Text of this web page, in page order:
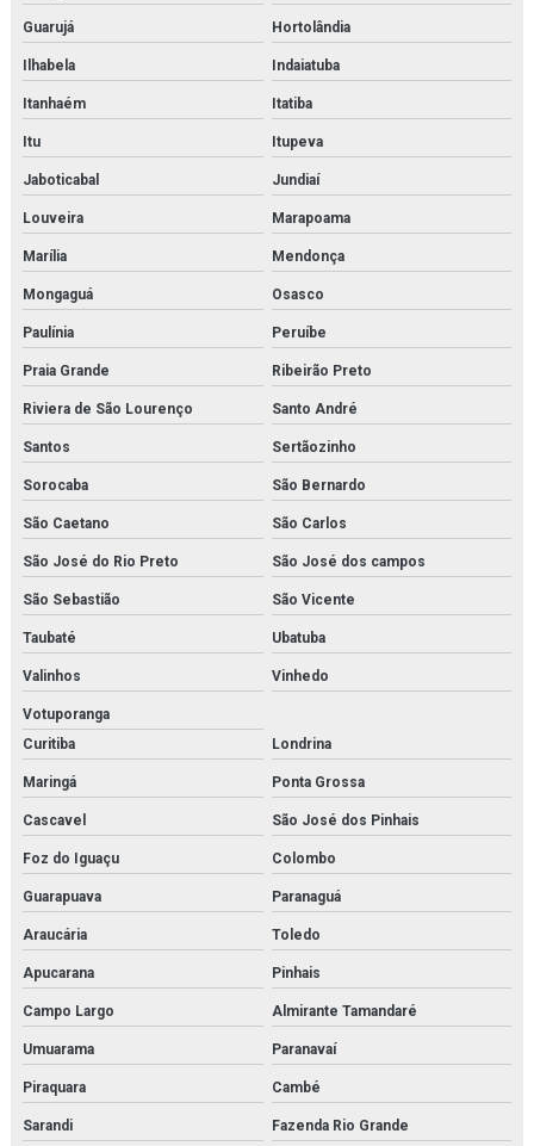
Imi norgren
Inspeção e adequação à norma nr13
Inspeção e adequação à norma nr13 em rio de janeiro
Inspeção de caldeiras
Inspeção de caldeiras em rio de janeiro
Inspeção interna em vasos de pressão
Inspeção nr 13
Inspeção de nr13
Inspeção de segurança em vasos de pressão
Inspeção em tubulações
Inspeção em tubulações industriais
Inspeção de tubulações orçamento
Inspeção de tubulações em rio de janeiro
Inspeção de vasos de pressão em rio de janeiro
Instalação de caldeira em rio de janeiro
Instalação de chiller
Instalação de chillers em rio de janeiro
Instalação de compressor de ar
Instalação de fan coil
Instalação de fancoil em rio de janeiro
Instalação de reatores de fabricação
Instalação de trocador de calor
Guarujá Hortolândia
Ilhabela Indaiatuba
Itanhaém Itatiba
Itu Itupeva
Jaboticabal Jundiaí
Louveira Marapoama
Marília Mendonça
Mongaguá Osasco
Paulínia Peruíbe
Praia Grande Ribeirão Preto
Riviera de São Lourenço Santo André
Santos Sertãozinho
Sorocaba São Bernardo
São Caetano São Carlos
São José do Rio Preto São José dos campos
São Sebastião São Vicente
Taubaté Ubatuba
Valinhos Vinhedo
Votuporanga
Curitiba
Londrina
Maringá Ponta Grossa
Cascavel São José dos Pinhais
Foz do Iguaçu Colombo
Guarapuava Paranaguá
Araucária Toledo
Apucarana Pinhais
Campo Largo Almirante Tamandaré
Umuarama Paranavaí
Piraquara Cambé
Sarandi Fazenda Rio Grande